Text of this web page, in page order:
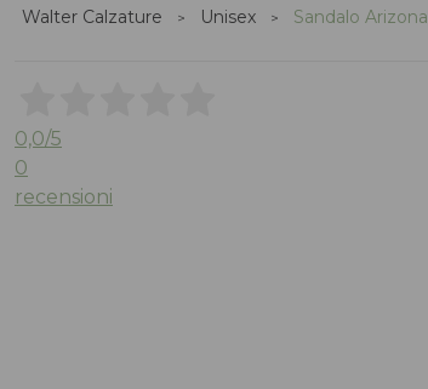
Walter Calzature Unisex Sandalo Arizona
0,0/5
0
recensioni